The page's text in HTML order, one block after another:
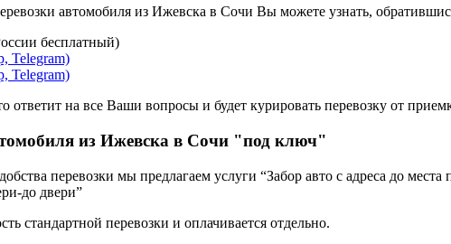
автомобиля из Ижевска в Сочи Вы можете узнать,
бесплатный)
Telegram)
Telegram)
ответит на все Ваши вопросы и будет курировать перевозку от
из Ижевска в Сочи "под ключ"
перевозки мы предлагаем услуги “Забор авто с адреса до
до двери”
стандартной перевозки и оплачивается отдельно.